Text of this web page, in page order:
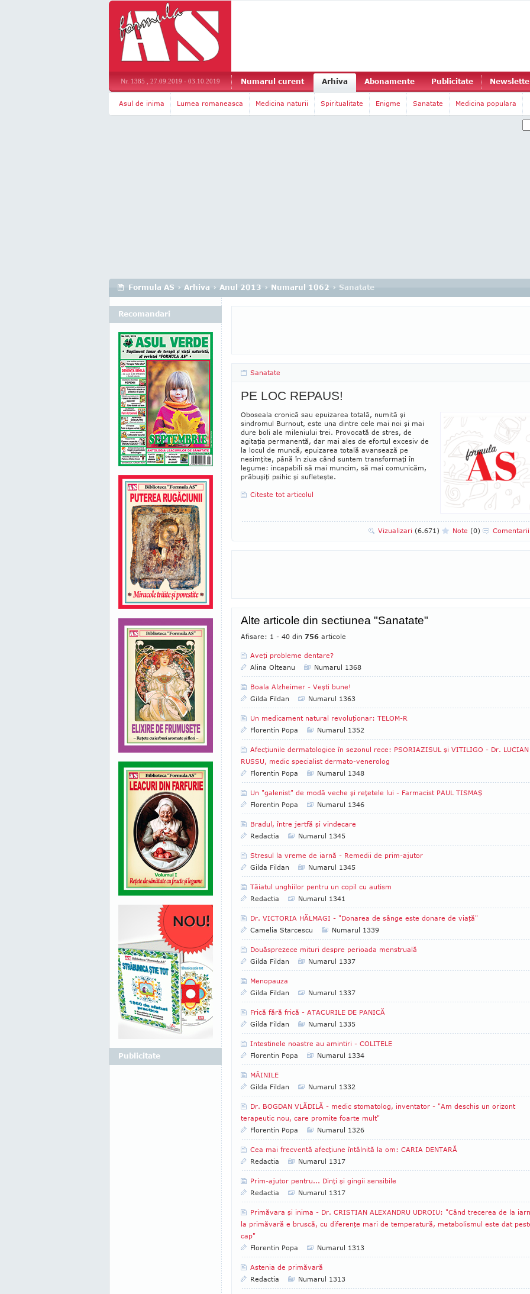
Nr. 1385 , 27.09.2019 - 03.10.2019 Numarul curent Arhiva Abonamente Publicitate
Asul de inima Lumea romaneasca Medicina naturii Spiritualitate Enigme Sanatate Medicina populara
Formula AS › Arhiva › Anul 2013 › Numarul 1062 › Sanatate
Sanatate
PE LOC REPAUS!
Oboseala cronică sau epuizarea totală, numită şi
sindromul Burnout, este una dintre cele mai noi şi mai
dure boli ale mileniului trei. Provocată de stres, de
agitaţia permanentă, dar mai ales de efortul excesiv de
la locul de muncă, epuizarea totală avansează pe
nesimţite, până în ziua când sun­tem trans­formaţi în
legume: incapabili să mai muncim, să mai comu­nicăm,
pră­buşiţi psihic şi sufleteşte.
Citeste tot articolul
Vizualizari (6.671) Note (0)
Alte articole din sectiunea "Sanatate"
Afisare: 1 - 40 din 756 articole
Aveţi probleme dentare?
Alina Olteanu
Numarul 1368
Boala Alzheimer - Veşti bune!
Gilda Fildan
Numarul 1363
Un medicament natural revoluţionar: TELOM-R
Florentin Popa
Numarul 1352
Afecţiunile dermatologice în sezonul rece: PSORIAZISUL şi VITILIGO - Dr. LUCIAN
RUSSU, medic specialist dermato-venerolog
Florentin Popa
Numarul 1348
Un "galenist" de modă veche şi reţetele lui - Farmacist PAUL TISMAŞ
Florentin Popa
Numarul 1346
Bradul, între jertfă şi vindecare
Redactia
Numarul 1345
Stresul la vreme de iarnă - Remedii de prim-ajutor
Gilda Fildan
Numarul 1345
Tăiatul unghiilor pentru un copil cu autism
Redactia
Numarul 1341
Dr. VICTORIA HĂLMAGI - "Donarea de sânge este donare de viaţă"
Camelia Starcescu
Numarul 1339
Douăsprezece mituri despre perioada menstruală
Gilda Fildan
Numarul 1337
Menopauza
Gilda Fildan
Numarul 1337
Frică fără frică - ATACURILE DE PANICĂ
Gilda Fildan
Numarul 1335
Intestinele noastre au amintiri - COLITELE
Florentin Popa
Numarul 1334
MÂINILE
Gilda Fildan
Numarul 1332
Dr. BOGDAN VLĂDILĂ - medic stomatolog, inventator - "Am deschis un orizont
terapeutic nou, care promite foarte mult"
Florentin Popa
Numarul 1326
Cea mai frecventă afecţiune întâlnită la om: CARIA DENTARĂ
Redactia
Numarul 1317
Prim-ajutor pentru... Dinţi şi gingii sensibile
Redactia
Numarul 1317
Primăvara şi inima - Dr. CRISTIAN ALEXANDRU UDROIU: "Când trecerea de la
la primăvară e bruscă, cu diferenţe mari de temperatură, metabolismul este dat
cap"
Florentin Popa
Numarul 1313
Astenia de primăvară
Redactia
Numarul 1313
Recomandari
Publicitate